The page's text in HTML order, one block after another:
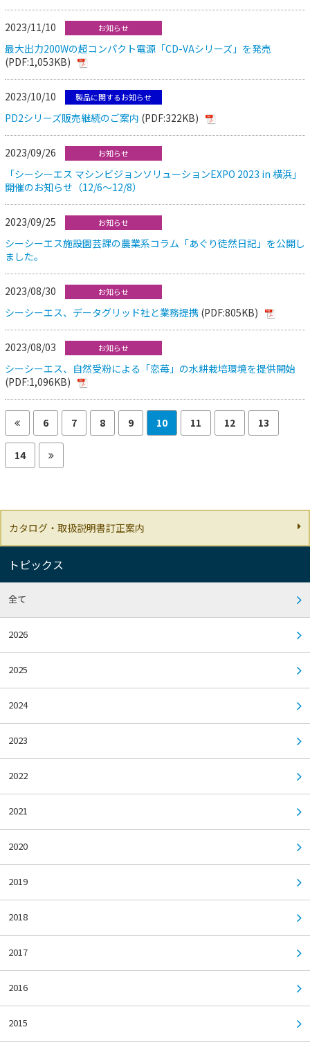
2023/11/10 お知らせ
最大出力200Wの超コンパクト電源「CD-VAシリーズ」を発売
(PDF:1,053KB)
2023/10/10 製品に関するお知らせ
PD2シリーズ販売継続のご案内 (PDF:322KB)
2023/09/26 お知らせ
「シーシーエス マシンビジョンソリューションEXPO 2023 in 横浜」
開催のお知らせ（12/6～12/8）
2023/09/25 お知らせ
シーシーエス施設園芸課の農業系コラム「あぐり徒然日記」を公開し
ました。
2023/08/30 お知らせ
シーシーエス、データグリッド社と業務提携 (PDF:805KB)
2023/08/03 お知らせ
シーシーエス、自然受粉による「恋苺」の水耕栽培環境を提供開始
(PDF:1,096KB)
6 7 8 9 10 11 12 13
14
カタログ・取扱説明書訂正案内
トピックス
全て
2026
2025
2024
2023
2022
2021
2020
2019
2018
2017
2016
2015